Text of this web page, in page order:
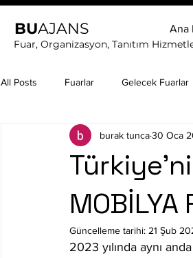
BUAJANS
Fuar, Organizasyon, Tanıtım
Ana
All Posts Fuarlar Gelecek Fuarlar
burak tunca30 Oca
Güncelleme tarihi: 21 Şub
2023 yılında aynı